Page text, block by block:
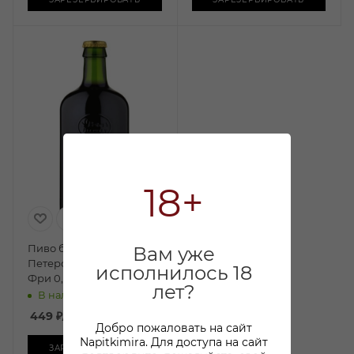
18+
Вам уже
исполнилось 18
лет?
Добро пожаловать на сайт
Napitkimira. Для доступа на сайт
Пиво безалкогольное Ст.
Петерс Уизаут Алкоголь
Фри 0,5л бут.
В наличии:
449 ₽/шт
ЗАРЕЗЕРВИРОВАТЬ